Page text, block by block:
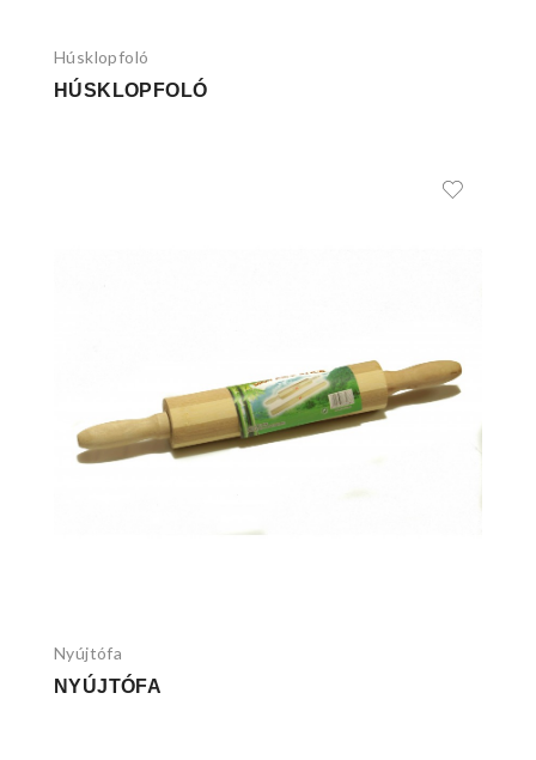
Húsklopfoló
HÚSKLOPFOLÓ
Nyújtófa
NYÚJTÓFA